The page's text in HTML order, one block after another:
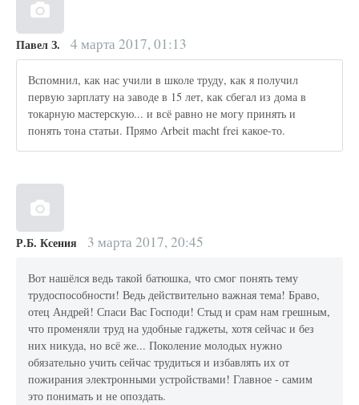
Павел З. 4 марта 2017, 01:13
Вспомнил, как нас учили в школе труду, как я получил
первую зарплату на заводе в 15 лет, как сбегал из дома в
токарную мастерскую... и всё равно не могу принять и
понять тона статьи. Прямо Arbeit macht frei какое-то.
Р.Б. Ксения 3 марта 2017, 20:45
Вот нашёлся ведь такой батюшка, что смог понять тему
трудоспособности! Ведь действительно важная тема! Браво,
отец Андрей! Спаси Вас Господи! Стыд и срам нам грешным,
что променяли труд на удобные гаджеты, хотя сейчас и без
них никуда, но всё же... Поколение молодых нужно
обязательно учить сейчас трудиться и избавлять их от
пожирания электронными устройствами! Главное - самим
это понимать и не опоздать.